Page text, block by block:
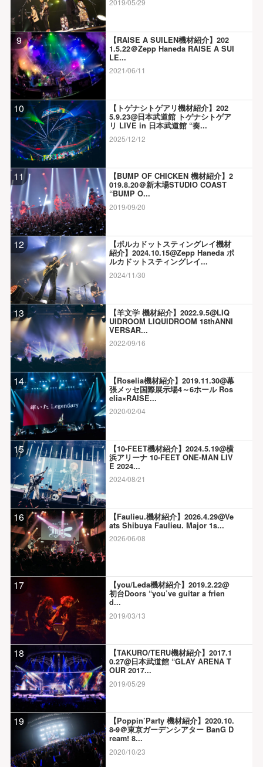
2019/05/29
9
【RAISE A SUILEN機材紹介】202
1.5.22＠Zepp Haneda RAISE A SUI
LE...
2021/06/11
10
【トゲナシトゲアリ機材紹介】202
5.9.23@日本武道館 トゲナシトゲア
リ LIVE in 日本武道館 “奏...
2025/12/12
11
【BUMP OF CHICKEN 機材紹介】2
019.8.20＠新木場STUDIO COAST
“BUMP O...
2019/09/20
12
【ポルカドットスティングレイ機材
紹介】2024.10.15@Zepp Haneda ポ
ルカドットスティングレイ...
2024/11/30
13
【羊文学 機材紹介】2022.9.5@LIQ
UIDROOM LIQUIDROOM 18thANNI
VERSAR...
2022/09/16
14
【Roselia機材紹介】2019.11.30@幕
張メッセ国際展示場4～6ホール Ros
elia×RAISE...
2020/02/04
15
【10-FEET機材紹介】2024.5.19@横
浜アリーナ 10-FEET ONE-MAN LIV
E 2024...
2024/08/21
16
【Faulieu.機材紹介】2026.4.29@Ve
ats Shibuya Faulieu. Major 1s...
2026/06/08
17
【you/Leda機材紹介】2019.2.22@
初台Doors “you’ve guitar a frien
d...
2019/03/13
18
【TAKURO/TERU機材紹介】2017.1
0.27@日本武道館 “GLAY ARENA T
OUR 2017...
2019/05/29
19
【Poppin’Party 機材紹介】2020.10.
8-9＠東京ガーデンシアター BanG D
ream! 8...
2020/10/23